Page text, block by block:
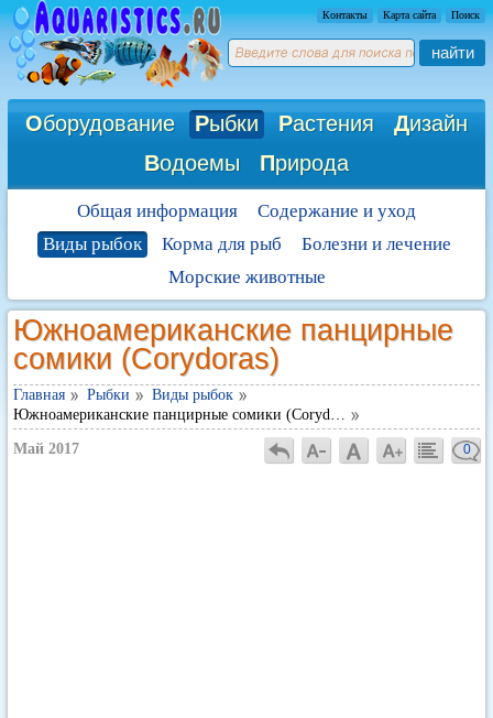
Контакты Карта сайта Поиск
найти
Оборудование Рыбки Растения Дизайн
Водоемы Природа
Общая информация
Содержание и уход
Виды рыбок
Корма для рыб
Болезни и лечение
Морские животные
Южноамериканские панцирные
сомики (Corydoras)
Главная Рыбки
Виды рыбок
Южноамериканские панцирные сомики (Coryd…
Май 2017 0